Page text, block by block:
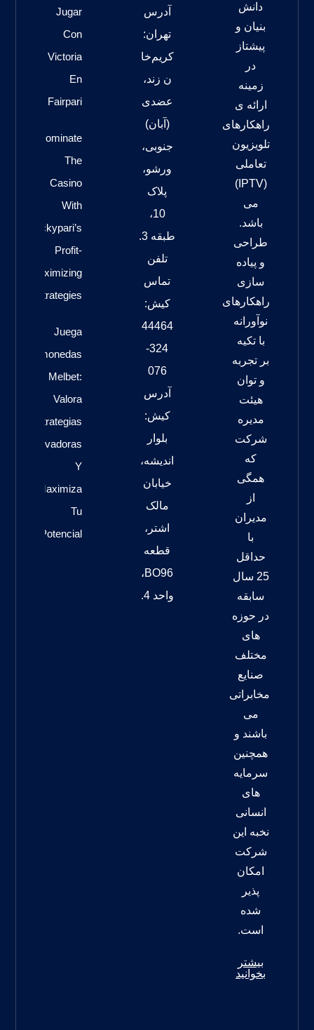
دانش
بنیان و
پیشتاز
در
زمینه
ارائه ی
راهکارهای
تلویزیون
تعاملی
(IPTV)
می
باشد.
طراحی
و پیاده
سازی
راهکارهای
نوآورانه
با تکیه
بر تجربه
و توان
هیئت
مدیره
شرکت
که
همگی
از
مدیران
با
حداقل
25 سال
سابقه
در حوزه
های
مختلف
صنایع
مخابراتی
می
باشند و
همچنین
سرمایه
های
انسانی
نخبه این
شرکت
امکان
پذیر
شده
است.
بیشتر
بخوانید
آدرس
تهران:
کریم‌خا
ن زند،
عضدی
(آبان)
جنوبی،
ورشو،
پلاک
10،
طبقه 3.
تلفن
تماس
کیش:
44464
324-
076
آدرس
کیش:
بلوار
اندیشه،
خیابان
مالک
اشتر،
قطعه
BO96،
واحد 4.
Jugar
Con
Victoria
En
Fairpari
Dominate
The
Casino
With
Luckypari’s
Profit-
Maximizing
Strategies
Juega
Tragamonedas
Melbet:
Valora
Estrategias
Cautivadoras
Y
Maximiza
Tu
Potencial